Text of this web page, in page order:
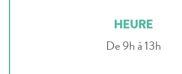
HEURE
De 9h à 13h